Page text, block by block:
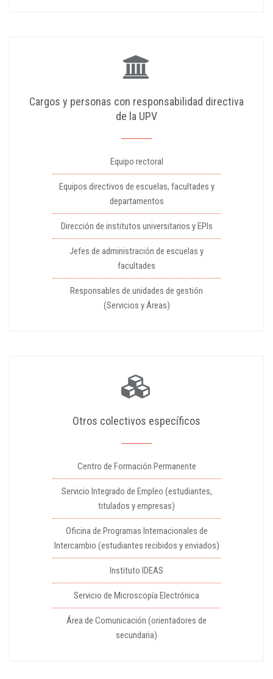
Cargos y personas con responsabilidad directiva
de la UPV
Equipo rectoral
Equipos directivos de escuelas, facultades y
departamentos
Dirección de institutos universitarios y EPIs
Jefes de administración de escuelas y
facultades
Responsables de unidades de gestión
(Servicios y Áreas)
Otros colectivos específicos
Centro de Formación Permanente
Servicio Integrado de Empleo (estudiantes,
titulados y empresas)
Oficina de Programas Internacionales de
Intercambio (estudiantes recibidos y enviados)
Instituto IDEAS
Servicio de Microscopía Electrónica
Área de Comunicación (orientadores de
secundaria)